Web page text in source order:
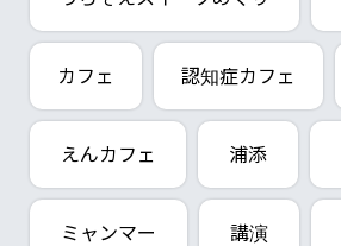
カフェ 認知症カフェ
えんカフェ 浦添
ミャンマー 講演